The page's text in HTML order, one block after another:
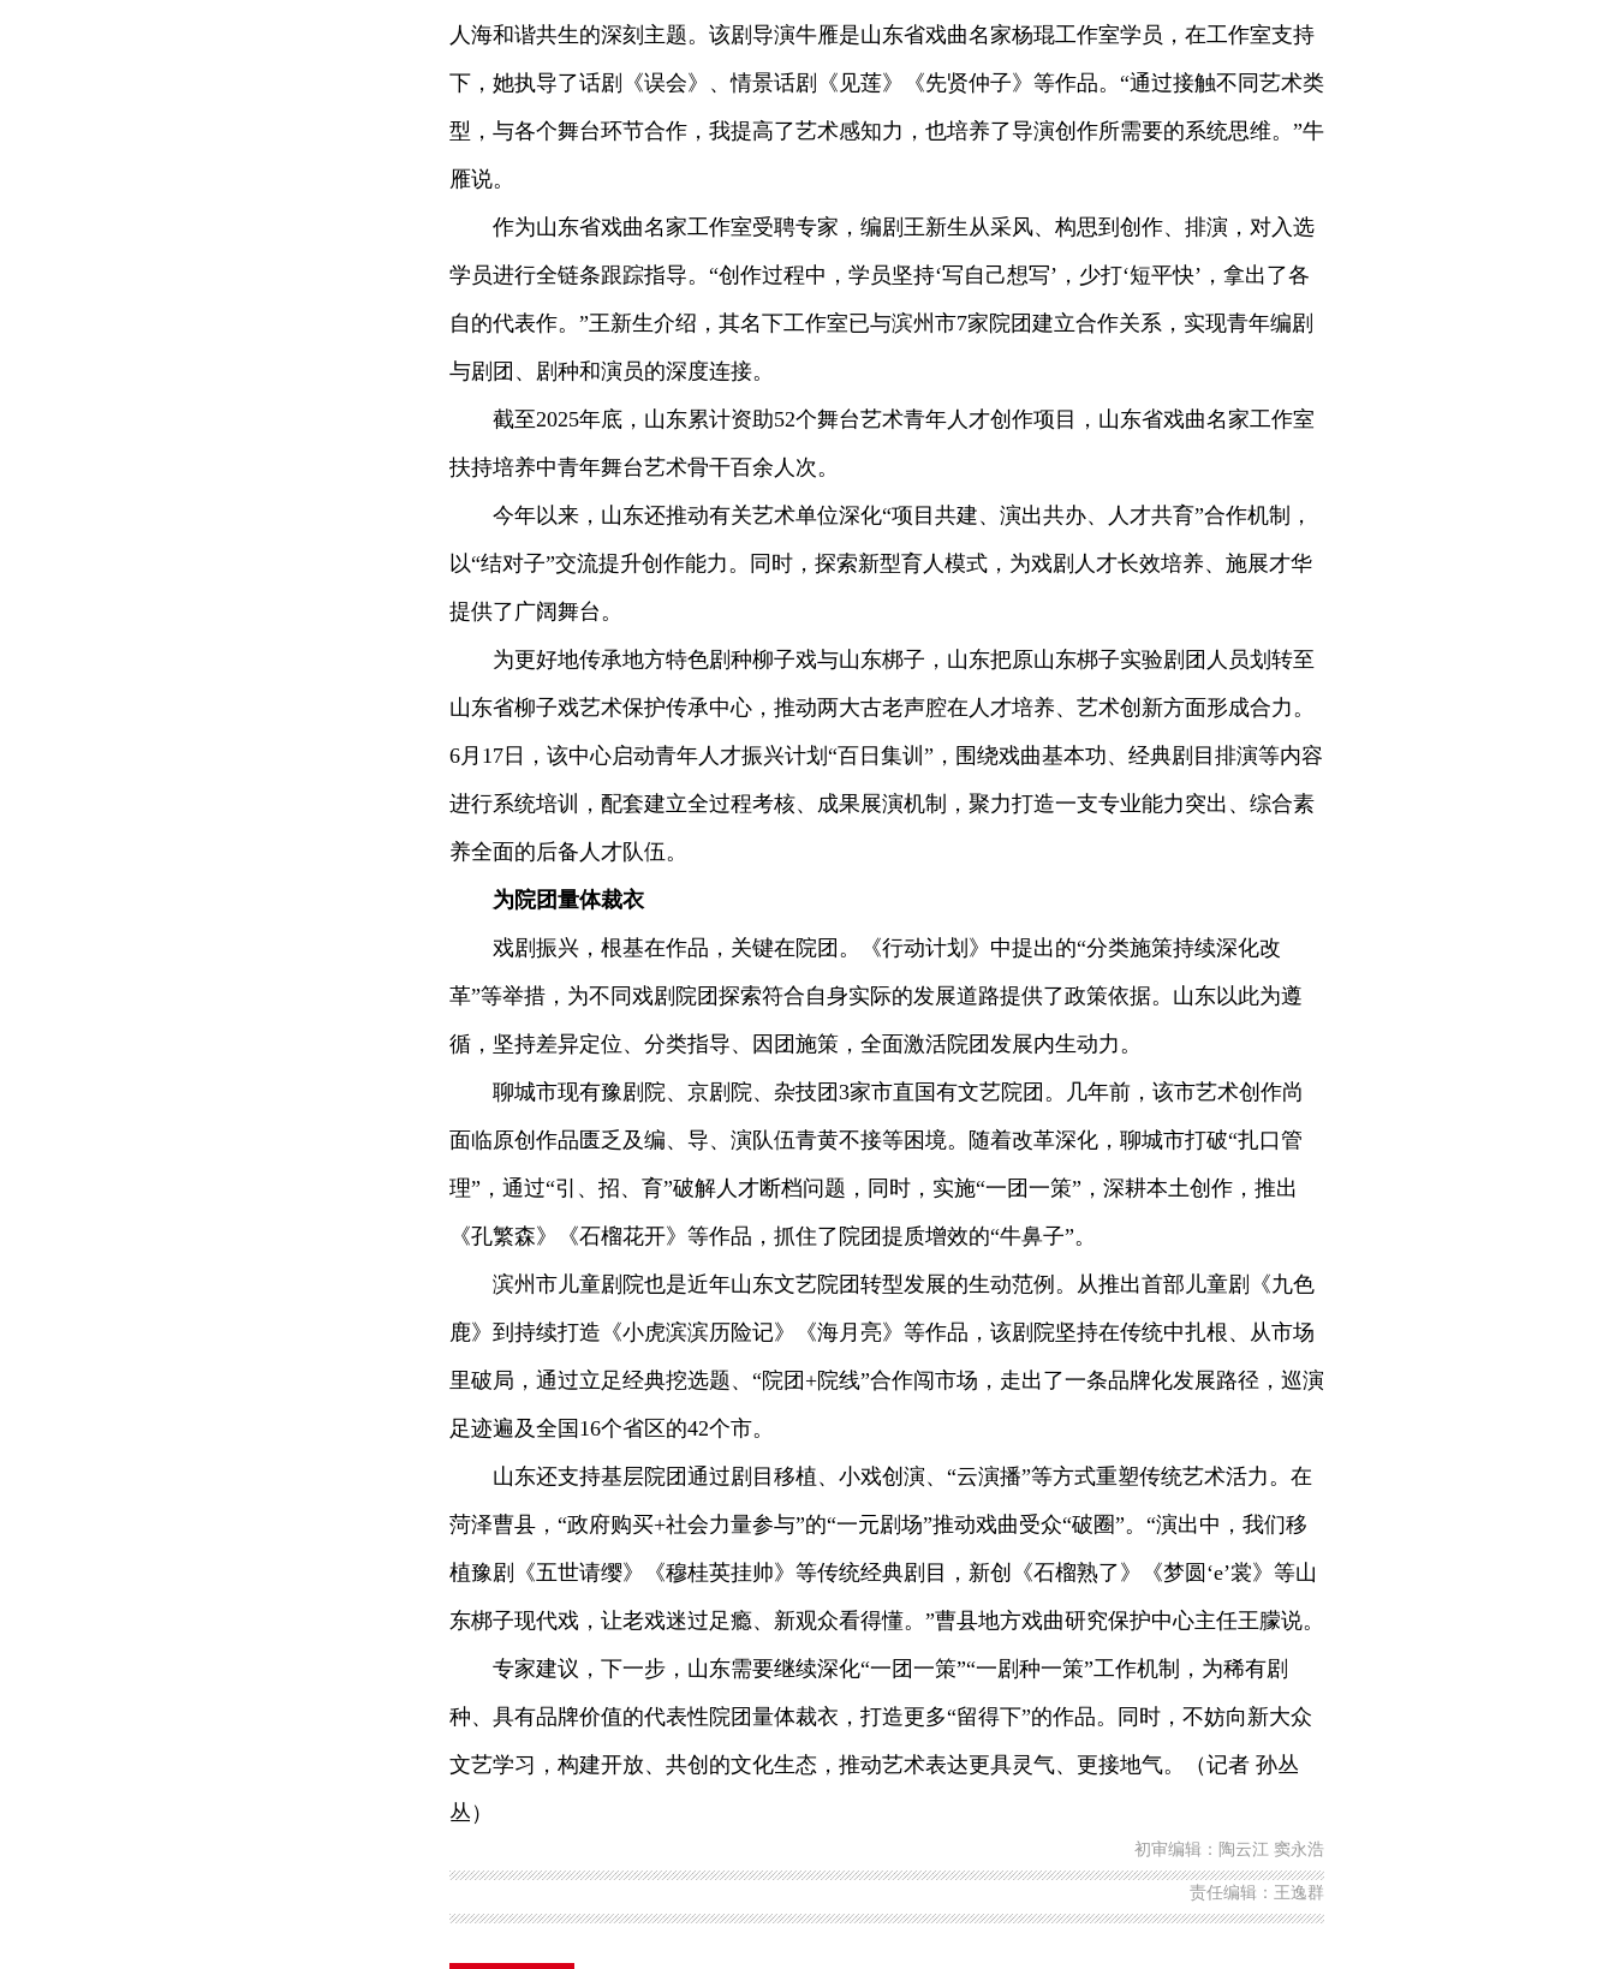
人海和谐共生的深刻主题。该剧导演牛雁是山东省戏曲名家杨琨工作室学员，在工作室支持
下，她执导了话剧《误会》、情景话剧《见莲》《先贤仲子》等作品。“通过接触不同艺术类
型，与各个舞台环节合作，我提高了艺术感知力，也培养了导演创作所需要的系统思维。”牛
雁说。
作为山东省戏曲名家工作室受聘专家，编剧王新生从采风、构思到创作、排演，对入选
学员进行全链条跟踪指导。“创作过程中，学员坚持‘写自己想写’，少打‘短平快’，拿出了各
自的代表作。”王新生介绍，其名下工作室已与滨州市7家院团建立合作关系，实现青年编剧
与剧团、剧种和演员的深度连接。
截至2025年底，山东累计资助52个舞台艺术青年人才创作项目，山东省戏曲名家工作室
扶持培养中青年舞台艺术骨干百余人次。
今年以来，山东还推动有关艺术单位深化“项目共建、演出共办、人才共育”合作机制，
以“结对子”交流提升创作能力。同时，探索新型育人模式，为戏剧人才长效培养、施展才华
提供了广阔舞台。
为更好地传承地方特色剧种柳子戏与山东梆子，山东把原山东梆子实验剧团人员划转至
山东省柳子戏艺术保护传承中心，推动两大古老声腔在人才培养、艺术创新方面形成合力。
6月17日，该中心启动青年人才振兴计划“百日集训”，围绕戏曲基本功、经典剧目排演等内容
进行系统培训，配套建立全过程考核、成果展演机制，聚力打造一支专业能力突出、综合素
养全面的后备人才队伍。
为院团量体裁衣
戏剧振兴，根基在作品，关键在院团。《行动计划》中提出的“分类施策持续深化改
革”等举措，为不同戏剧院团探索符合自身实际的发展道路提供了政策依据。山东以此为遵
循，坚持差异定位、分类指导、因团施策，全面激活院团发展内生动力。
聊城市现有豫剧院、京剧院、杂技团3家市直国有文艺院团。几年前，该市艺术创作尚
面临原创作品匮乏及编、导、演队伍青黄不接等困境。随着改革深化，聊城市打破“扎口管
理”，通过“引、招、育”破解人才断档问题，同时，实施“一团一策”，深耕本土创作，推出
《孔繁森》《石榴花开》等作品，抓住了院团提质增效的“牛鼻子”。
滨州市儿童剧院也是近年山东文艺院团转型发展的生动范例。从推出首部儿童剧《九色
鹿》到持续打造《小虎滨滨历险记》《海月亮》等作品，该剧院坚持在传统中扎根、从市场
里破局，通过立足经典挖选题、“院团+院线”合作闯市场，走出了一条品牌化发展路径，巡演
足迹遍及全国16个省区的42个市。
山东还支持基层院团通过剧目移植、小戏创演、“云演播”等方式重塑传统艺术活力。在
菏泽曹县，“政府购买+社会力量参与”的“一元剧场”推动戏曲受众“破圈”。“演出中，我们移
植豫剧《五世请缨》《穆桂英挂帅》等传统经典剧目，新创《石榴熟了》《梦圆‘e’裳》等山
东梆子现代戏，让老戏迷过足瘾、新观众看得懂。”曹县地方戏曲研究保护中心主任王朦说。
专家建议，下一步，山东需要继续深化“一团一策”“一剧种一策”工作机制，为稀有剧
种、具有品牌价值的代表性院团量体裁衣，打造更多“留得下”的作品。同时，不妨向新大众
文艺学习，构建开放、共创的文化生态，推动艺术表达更具灵气、更接地气。（记者 孙丛
丛）
初审编辑：陶云江 窦永浩
责任编辑：王逸群